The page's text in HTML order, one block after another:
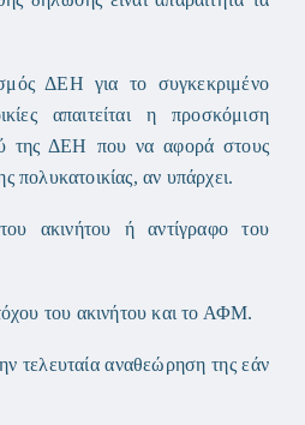
ΔΕΗ για το συγκεκριμένο
απαιτείται η προσκόμιση
της ΔΕΗ που να αφορά στους
πολυκατοικίας, αν υπάρχει.
ακινήτου ή αντίγραφο του
του ακινήτου και το ΑΦΜ.
τελευταία αναθεώρηση της εάν